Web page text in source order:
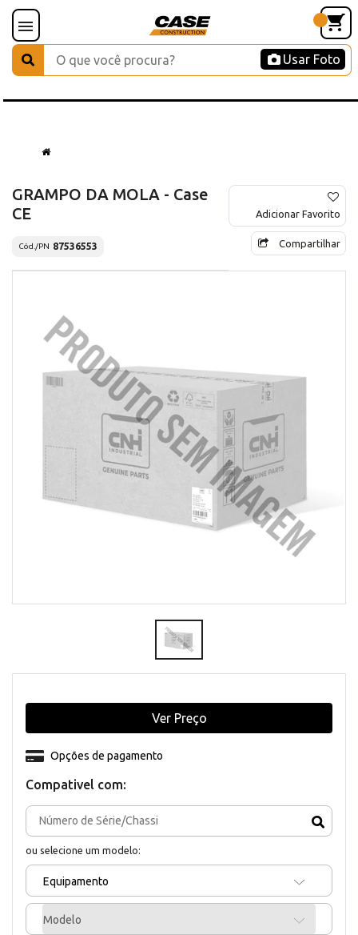
Usar Foto
GRAMPO DA MOLA - Case
CE
Cód./PN 87536553
Adicionar Favorito
Compartilhar
Compativel com:
ou selecione um modelo:
Equipamento
Modelo
Opções de pagamento
Ver Preço